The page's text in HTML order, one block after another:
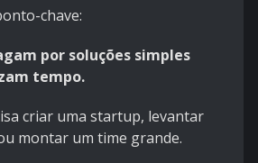
chave:
por soluções simples
tempo.
criar uma startup, levantar
montar um time grande.